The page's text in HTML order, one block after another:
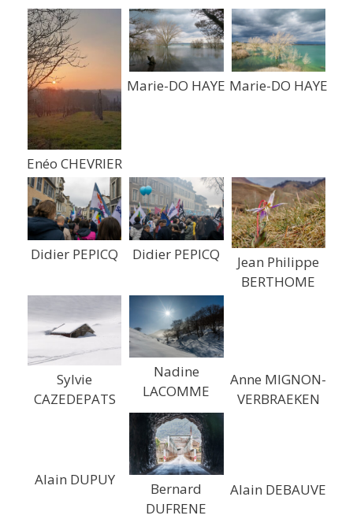
Enéo CHEVRIER
Marie-DO HAYE Marie-DO HAYE
Didier PEPICQ Didier PEPICQ
Jean Philippe
BERTHOME
Sylvie
CAZEDEPATS
Nadine
LACOMME
Anne MIGNON-
VERBRAEKEN
Alain DUPUY
Bernard
DUFRENE
Alain DEBAUVE